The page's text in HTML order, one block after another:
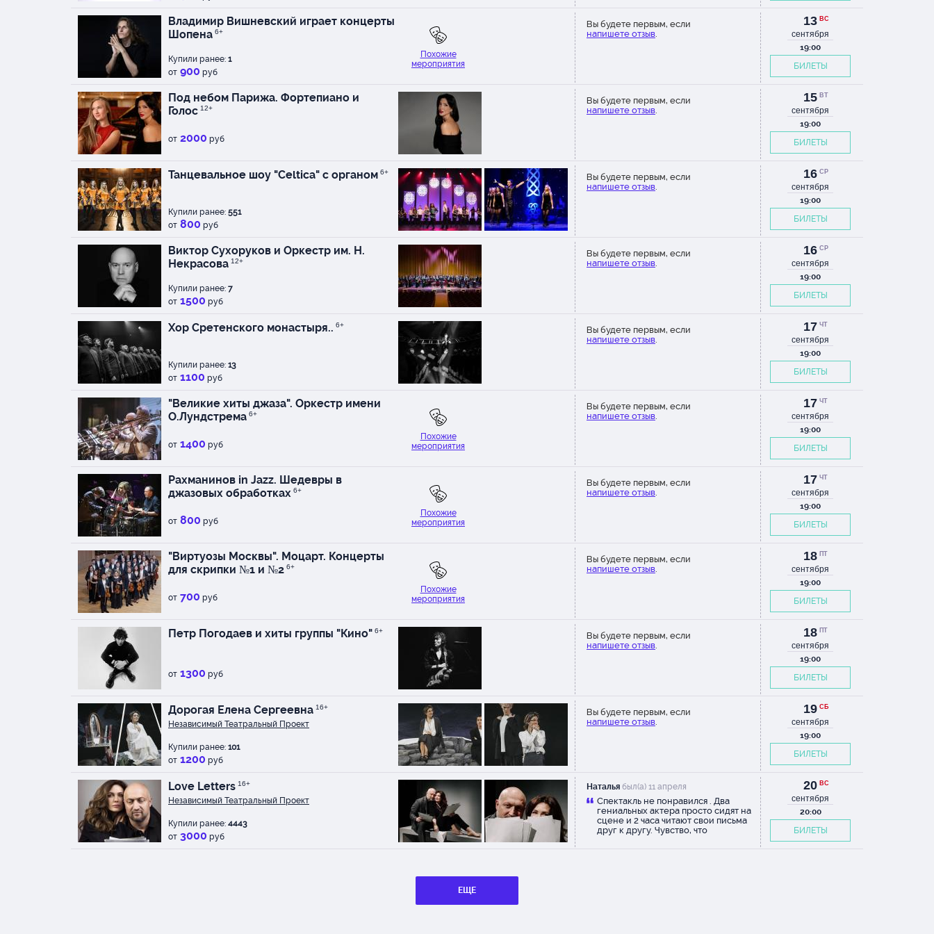
Владимир Вишневский играет концерты
Шопена 6+
Купили ранее: 1
от 900 руб
Похожие
мероприятия
Вы будете первым, если
напишете отзыв.
13 ВС
сентября
19:00
БИЛЕТЫ
Под небом Парижа. Фортепиано и
Голос 12+
от 2000 руб
Вы будете первым, если
напишете отзыв.
15 ВТ
сентября
19:00
БИЛЕТЫ
Танцевальное шоу "Celtica" с органом 6+
Купили ранее: 551
от 800 руб
Вы будете первым, если
напишете отзыв.
16 СР
сентября
19:00
БИЛЕТЫ
Виктор Сухоруков и Оркестр им. Н.
Некрасова 12+
Купили ранее: 7
от 1500 руб
Вы будете первым, если
напишете отзыв.
16 СР
сентября
19:00
БИЛЕТЫ
Хор Сретенского монастыря.. 6+
Купили ранее: 13
от 1100 руб
Вы будете первым, если
напишете отзыв.
17 ЧТ
сентября
19:00
БИЛЕТЫ
"Великие хиты джаза". Оркестр имени
О.Лундстрема 6+
от 1400 руб
Похожие
мероприятия
Вы будете первым, если
напишете отзыв.
17 ЧТ
сентября
19:00
БИЛЕТЫ
Рахманинов in Jazz. Шедевры в
джазовых обработках 6+
от 800 руб
Похожие
мероприятия
Вы будете первым, если
напишете отзыв.
17 ЧТ
сентября
19:00
БИЛЕТЫ
"Виртуозы Москвы". Моцарт. Концерты
для скрипки №1 и №2 6+
от 700 руб
Похожие
мероприятия
Вы будете первым, если
напишете отзыв.
18 ПТ
сентября
19:00
БИЛЕТЫ
Петр Погодаев и хиты группы "Кино" 6+
от 1300 руб
Вы будете первым, если
напишете отзыв.
18 ПТ
сентября
19:00
БИЛЕТЫ
Дорогая Елена Сергеевна 16+
Независимый Театральный Проект
Купили ранее: 101
от 1200 руб
Вы будете первым, если
напишете отзыв.
19 СБ
сентября
19:00
БИЛЕТЫ
Love Letters 16+
Независимый Театральный Проект
Купили ранее: 4443
от 3000 руб
Наталья был(а) 11 апреля
Спектакль не понравился . Два
гениальных актера просто сидят на
сцене и 2 часа читают свои письма
друг к другу. Чувство, что
20 ВС
сентября
20:00
БИЛЕТЫ
ЕЩЕ